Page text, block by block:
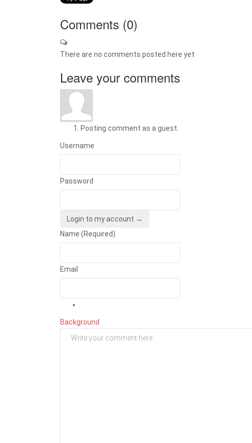
Comments (0)
There are no comments posted here yet
Leave your comments
Posting comment as a guest.
Username
Password
Login to my account →
Name (Required)
Email
Background